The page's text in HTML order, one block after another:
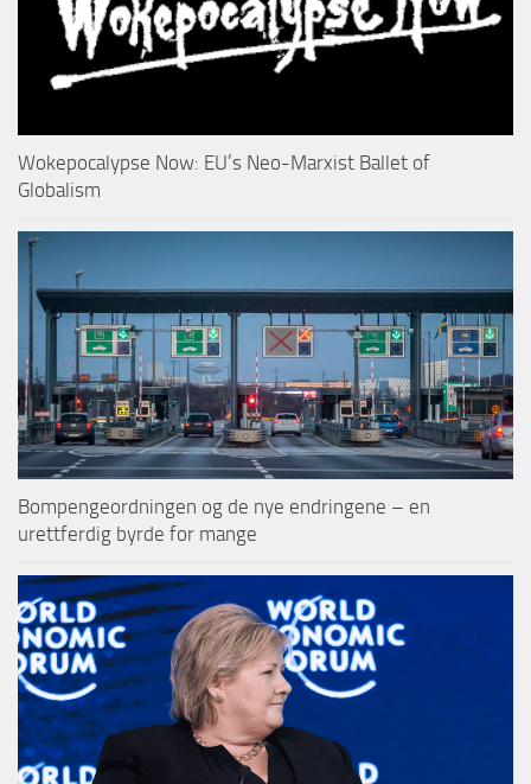
Wokepocalypse Now: EU’s Neo-Marxist Ballet of
Globalism
Bompengeordningen og de nye endringene – en
urettferdig byrde for mange